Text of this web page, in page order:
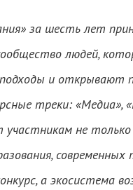
за шесть лет
людей,
и открывают
треки: «Медиа»,
не
а экосистема